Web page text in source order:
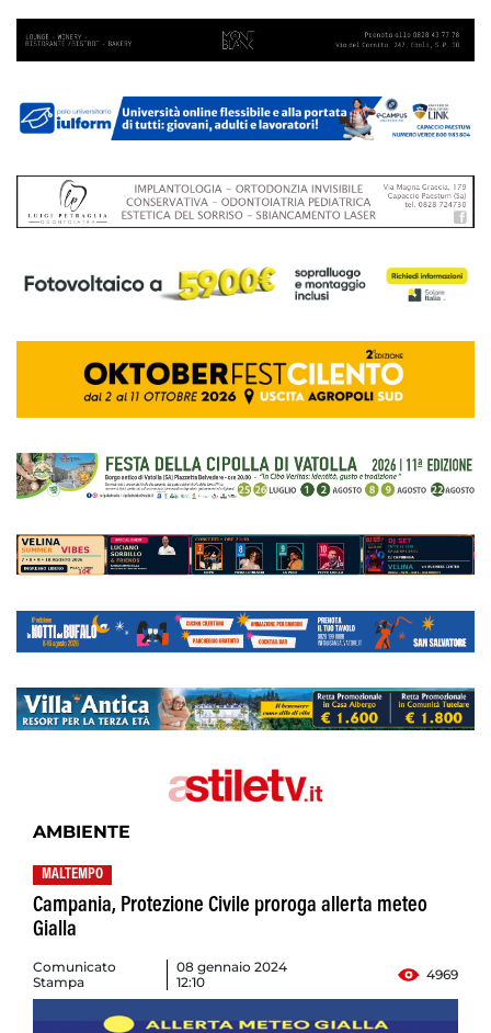
AMBIENTE
MALTEMPO
Campania, Protezione Civile proroga allerta meteo
Gialla
Comunicato
Stampa
08 gennaio 2024
12:10
4969